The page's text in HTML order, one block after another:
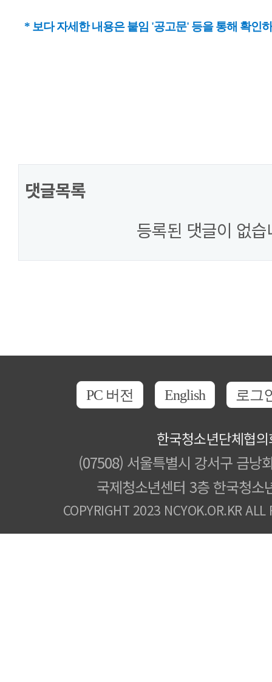
* 보다 자세한 내용은 붙임 '공고문' 등을 통해 확인
댓글목록
등록된 댓글이 없습
PC 버전 English 로그
한국청소년단체협
(07508) 서울특별시 강서구 금낭
국제청소년센터 3층 한국청소
COPYRIGHT 2023 NCYOK.OR.KR ALL